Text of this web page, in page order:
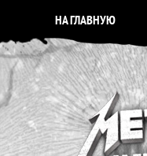
НА ГЛАВНУЮ